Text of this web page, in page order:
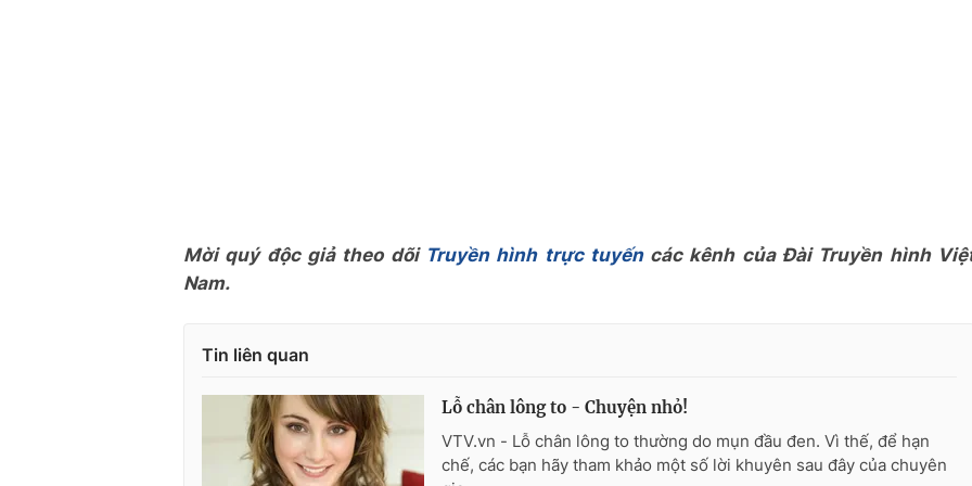
Mời quý độc giả theo dõi Truyền hình trực tuyếncác kênh của Đài Truyền hình
Nam.
Tin liên quan
Lỗ chân lông to - Chuyện nhỏ!
VTV.vn - Lỗ chân lông to thường do mụn đầu đen. Vì thế, để hạn
chế, các bạn hãy tham khảo một số lời khuyên sau đây của chuyên